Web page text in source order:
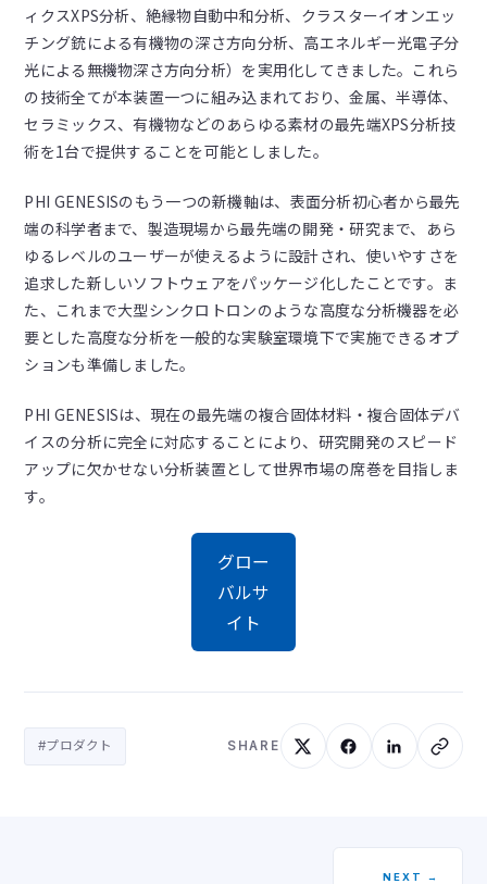
ィクスXPS分析、絶縁物自動中和分析、クラスターイオンエッ
チング銃による有機物の深さ方向分析、高エネルギー光電子分
光による無機物深さ方向分析）を実用化してきました。これら
の技術全てが本装置一つに組み込まれており、金属、半導体、
セラミックス、有機物などのあらゆる素材の最先端XPS分析技
術を1台で提供することを可能としました。
PHI GENESISのもう一つの新機軸は、表面分析初心者から最先
端の科学者まで、製造現場から最先端の開発・研究まで、あら
ゆるレベルのユーザーが使えるように設計され、使いやすさを
追求した新しいソフトウェアをパッケージ化したことです。ま
た、これまで大型シンクロトロンのような高度な分析機器を必
要とした高度な分析を一般的な実験室環境下で実施できるオプ
ションも準備しました。
PHI GENESISは、現在の最先端の複合固体材料・複合固体デバ
イスの分析に完全に対応することにより、研究開発のスピード
アップに欠かせない分析装置として世界市場の席巻を目指しま
す。
グロー
バルサ
イト
#プロダクト SHARE
NEXT →